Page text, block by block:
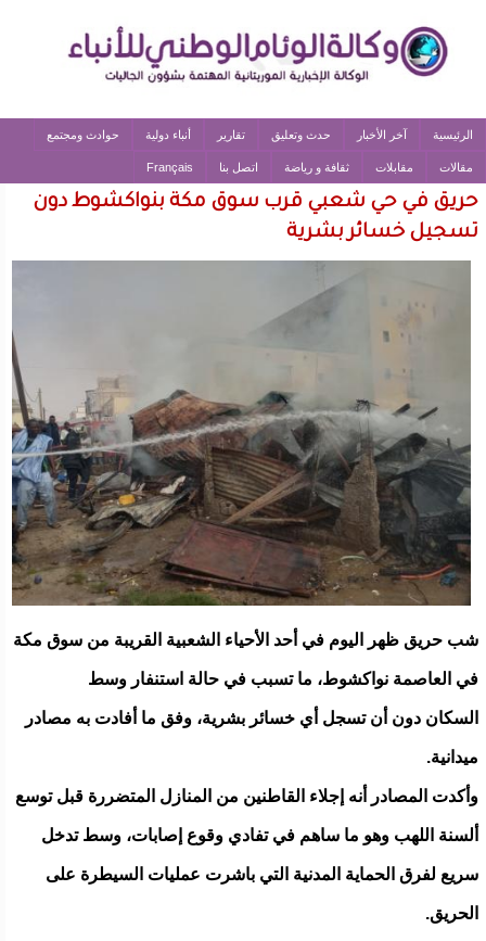
الرئيسية آخر الأخبار حدث وتعليق تقارير أنباء دولية حوادث ومجتمع
مقالات مقابلات ثقافة و رياضة اتصل بنا Français
حريق في حي شعبي قرب سوق مكة بنواكشوط دون
تسجيل خسائر بشرية
شب حريق ظهر اليوم في أحد الأحياء الشعبية القريبة من سوق مكة
في العاصمة نواكشوط، ما تسبب في حالة استنفار وسط
السكان دون أن تسجل أي خسائر بشرية، وفق ما أفادت به مصادر
ميدانية.
وأكدت المصادر أنه إجلاء القاطنين من المنازل المتضررة قبل توسع
ألسنة اللهب وهو ما ساهم في تفادي وقوع إصابات، وسط تدخل
سريع لفرق الحماية المدنية التي باشرت عمليات السيطرة على
الحريق.